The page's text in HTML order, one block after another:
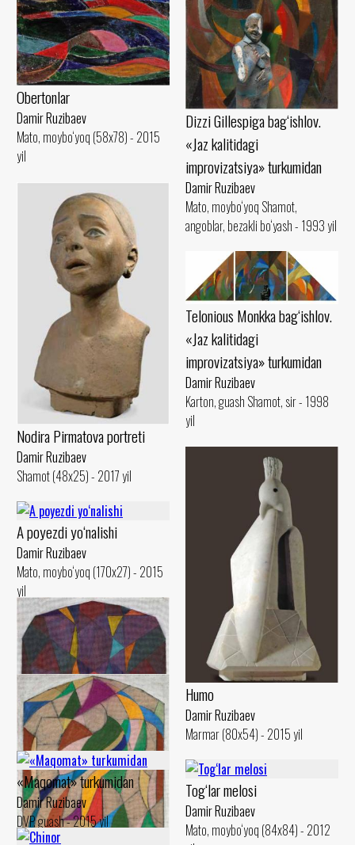
Dizzi Gillespiga bag‘ishlov.
«Jaz kalitidagi
improvizatsiya» turkumidan
Damir Ruzibaev
Mato, moybo‘yoq Shamot,
angoblar, bezakli bo‘yash - 1993 yil
Obertonlar
Damir Ruzibaev
Mato, moybo‘yoq (58x78) - 2015
yil
Nodira Pirmatova portreti
Damir Ruzibaev
Shamot (48x25) - 2017 yil
Telonious Monkka bag‘ishlov.
«Jaz kalitidagi
improvizatsiya» turkumidan
Damir Ruzibaev
Karton, guash Shamot, sir - 1998
yil
Humo
Damir Ruzibaev
Marmar (80x54) - 2015 yil
A poyezdi yo‘nalishi
Damir Ruzibaev
Mato, moybo‘yoq (170x27) - 2015
yil
«Maqomat» turkumidan
Damir Ruzibaev
DVP, guash - 2015 yil
Tog‘lar melosi
Damir Ruzibaev
Mato, moybo‘yoq (84x84) - 2012